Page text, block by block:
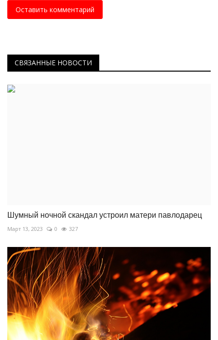
Оставить комментарий
СВЯЗАННЫЕ НОВОСТИ
Шумный ночной скандал устроил матери павлодарец
Март 13, 2023 0 327